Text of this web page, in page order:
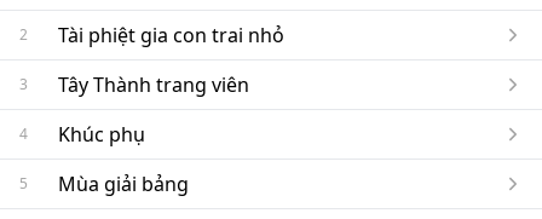
2 Tài phiệt gia con trai nhỏ
3 Tây Thành trang viên
4 Khúc phụ
5 Mùa giải bảng